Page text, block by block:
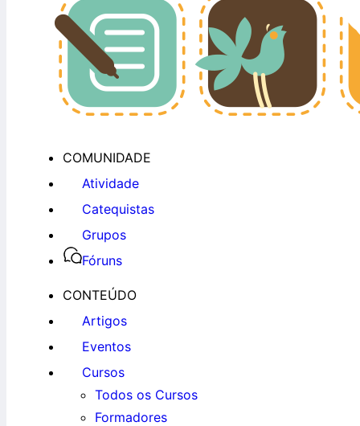
COMUNIDADE
Atividade
Catequistas
Grupos
Fóruns
CONTEÚDO
Artigos
Eventos
Cursos
Todos os Cursos
Formadores